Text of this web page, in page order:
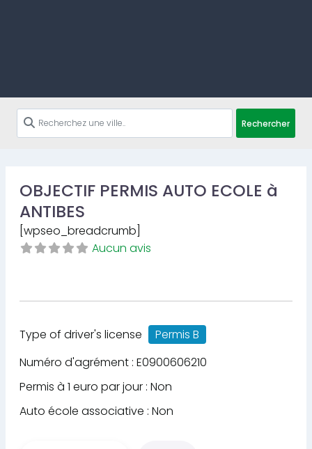
Rechercher
OBJECTIF PERMIS AUTO ECOLE à
ANTIBES
[wpseo_breadcrumb]
Aucun avis
Type of driver's license
Permis B
Numéro d'agrément : E0900606210
Permis à 1 euro par jour : Non
Auto école associative : Non